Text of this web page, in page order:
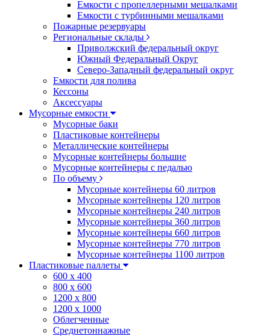
Емкости с пропеллерными мешалками
Емкости с турбинными мешалками
Пожарные резервуары
Региональные склады
Приволжский федеральный округ
Южный Федеральный Округ
Северо-Западный федеральный округ
Емкости для полива
Кессоны
Аксессуары
Мусорные емкости
Мусорные баки
Пластиковые контейнеры
Металлические контейнеры
Мусорные контейнеры большие
Мусорные контейнеры с педалью
По объему
Мусорные контейнеры 60 литров
Мусорные контейнеры 120 литров
Мусорные контейнеры 240 литров
Мусорные контейнеры 360 литров
Мусорные контейнеры 660 литров
Мусорные контейнеры 770 литров
Мусорные контейнеры 1100 литров
Пластиковые паллеты
600 х 400
800 х 600
1200 х 800
1200 х 1000
Облегченные
Среднетоннажные